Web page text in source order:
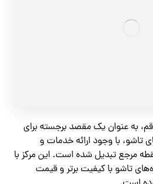
به عنوان یک مقصد برجسته برای
تاشو، با وجود ارائه خدمات و
مرجع تبدیل شده است. این مرکز با
تاشو با کیفیت برتر و قیمت